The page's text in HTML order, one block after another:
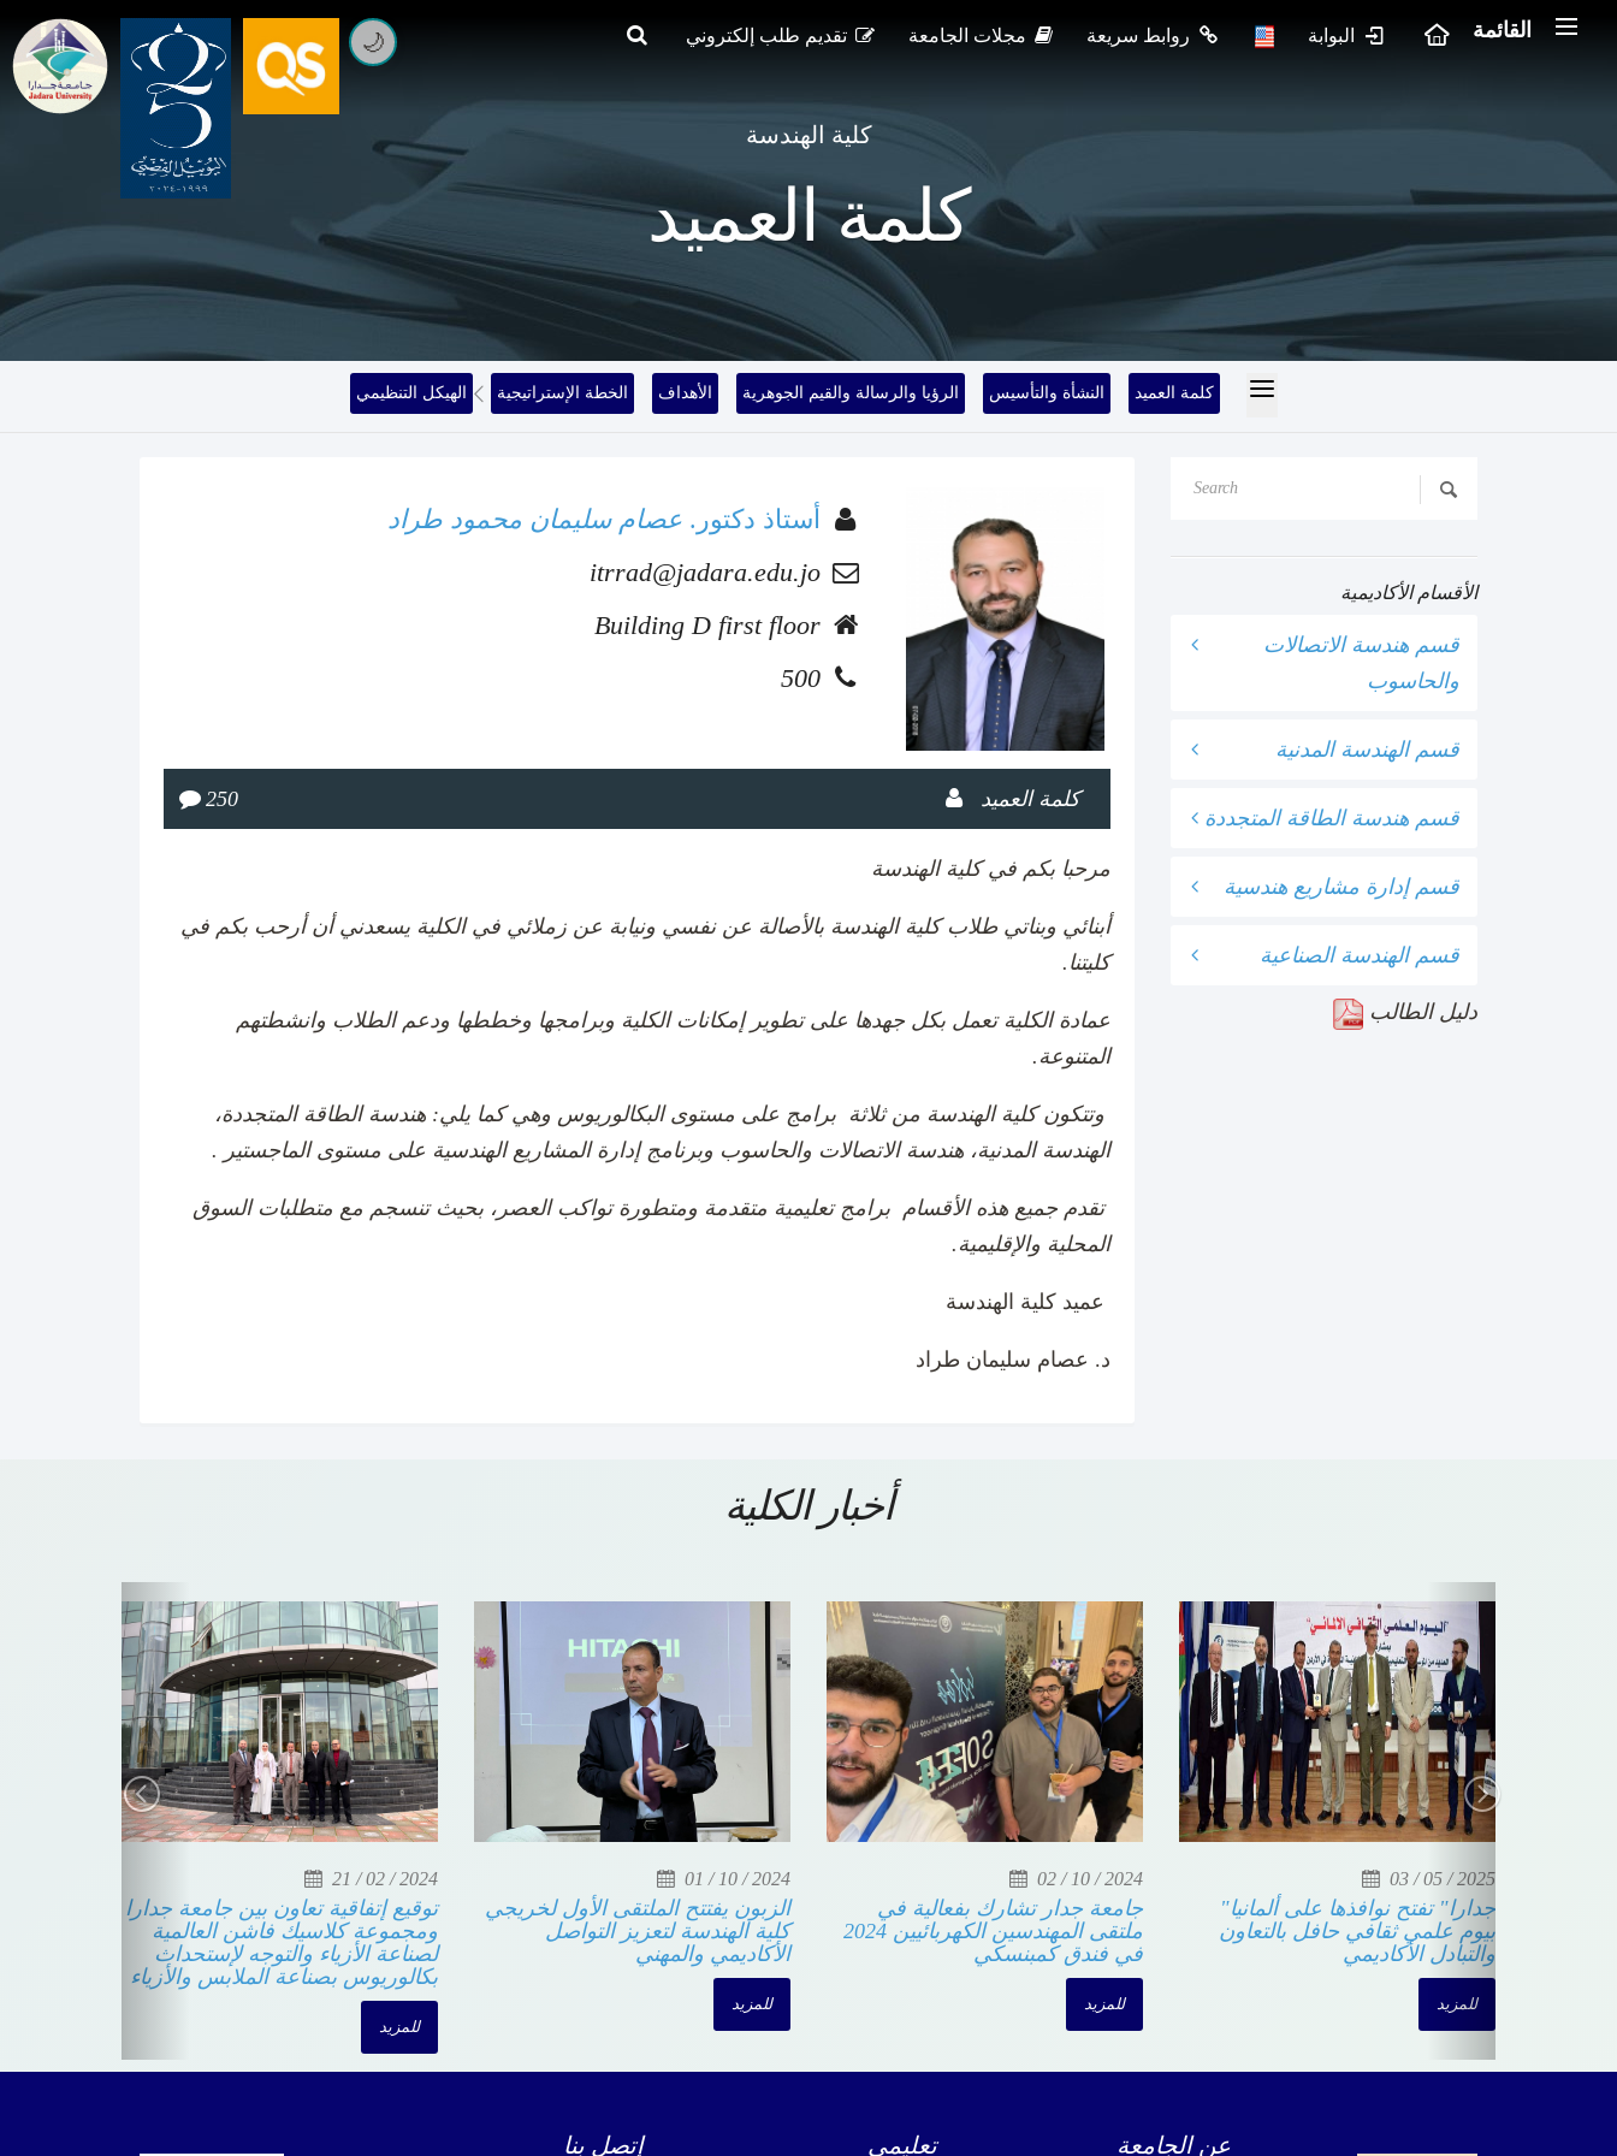
🌙 القائمة
كلية الهندسة
كلمة العميد
الهيكل التنظيمي الخطة الإستراتيجية الأهداف الرؤيا والرسالة والقيم الجوهرية النشأة والتأسيس كلمة العميد
أستاذ دكتور.عصام سليمان محمود طراد
itrrad@jadara.edu.jo
Building D first floor
500
كلمة العميد 250
مرحبا بكم في كلية الهندسة
أبنائي وبناتي طلاب كلية الهندسة بالأصالة عن نفسي ونيابة عن زملائي في الكلية يسعدني أن أرحب بكم في
كليتنا.
عمادة الكلية تعمل بكل جهدها على تطوير إمكانات الكلية وبرامجها وخططها ودعم الطلاب وانشطتهم
المتنوعة.
وتتكون كلية الهندسة من ثلاثة برامج على مستوى البكالوريوس وهي كما يلي: هندسة الطاقة المتجددة،
الهندسة المدنية، هندسة الاتصالات والحاسوب وبرنامج إدارة المشاريع الهندسية على مستوى الماجستير .
تقدم جميع هذه الأقسام برامج تعليمية متقدمة ومتطورة تواكب العصر، بحيث تنسجم مع متطلبات السوق
المحلية والإقليمية.
د. عصام سليمان طراد
الأقسام الأكاديمية
قسم هندسة الاتصالات
والحاسوب
قسم الهندسة المدنية
قسم هندسة الطاقة المتجددة
قسم إدارة مشاريع هندسية
قسم الهندسة الصناعية
دليل الطالب
أخبار الكلية
21 / 02 / 2024
توقيع إتفاقية تعاون بين جامعة جدارا
ومجموعة كلاسيك فاشن العالمية
لصناعة الأزياء والتوجه لإستحداث
بكالوريوس بصناعة الملابس والأزياء
للمزيد
01 / 10 / 2024
الزبون يفتتح الملتقى الأول لخريجي
كلية الهندسة لتعزيز التواصل
الأكاديمي والمهني
للمزيد
02 / 10 / 2024
جامعة جدار تشارك بفعالية في
ملتقى المهندسين الكهربائيين 2024
في فندق كمبنسكي
للمزيد
03 / 05 / 2025
"جدارا" تفتح نوافذها على ألمانيا
بيوم علمي ثقافي حافل بالتعاون
والتبادل الأكاديمي
للمزيد
Previous Next
إتصل بنا تعليمي عن الجامعة